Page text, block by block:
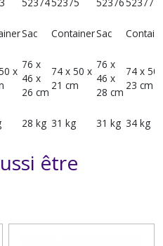
Sac ContainerSac
x
76 x
46 x
26 cm
74 x 50 x
21 cm
76 x
46 x
28 cm
74 x 50
23 cm
28 kg 31 kg 31 kg 34 kg
être